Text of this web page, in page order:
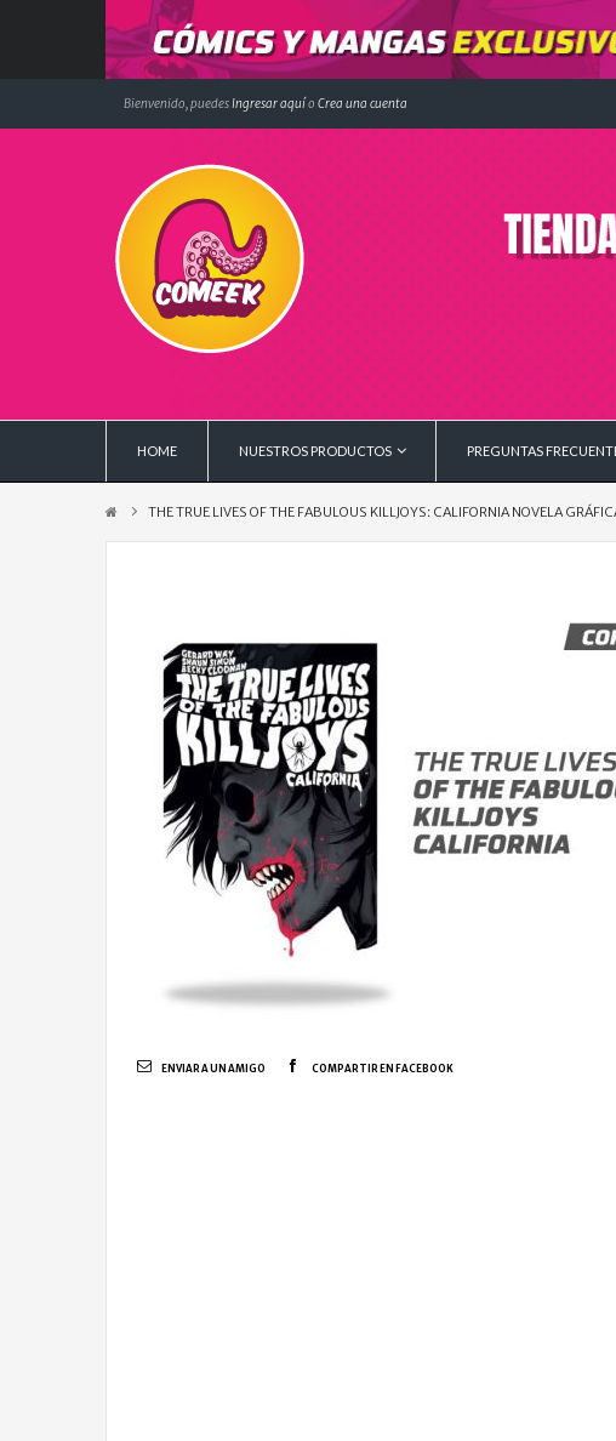
Bienvenido, puedesIngresar aquío Crea una cuenta
HOME NUESTROS PRODUCTOS PREGUNTAS
THE TRUE LIVES OF THE FABULOUS KILLJOYS: CALIFORNIA NOVELA
ENVIAR A UN AMIGO COMPARTIR EN FACEBOOK